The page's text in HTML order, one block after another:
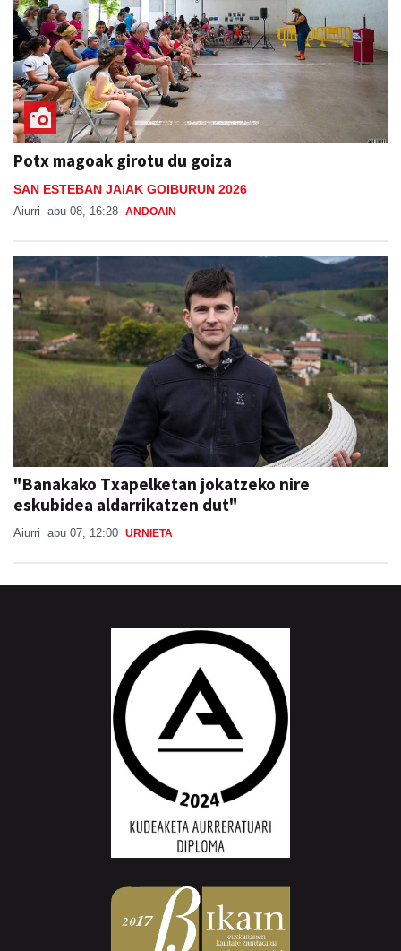
Potx magoak girotu du goiza
SAN ESTEBAN JAIAK GOIBURUN 2026
Aiurri abu 08, 16:28 ANDOAIN
"Banakako Txapelketan jokatzeko nire
eskubidea aldarrikatzen dut"
Aiurri abu 07, 12:00 URNIETA